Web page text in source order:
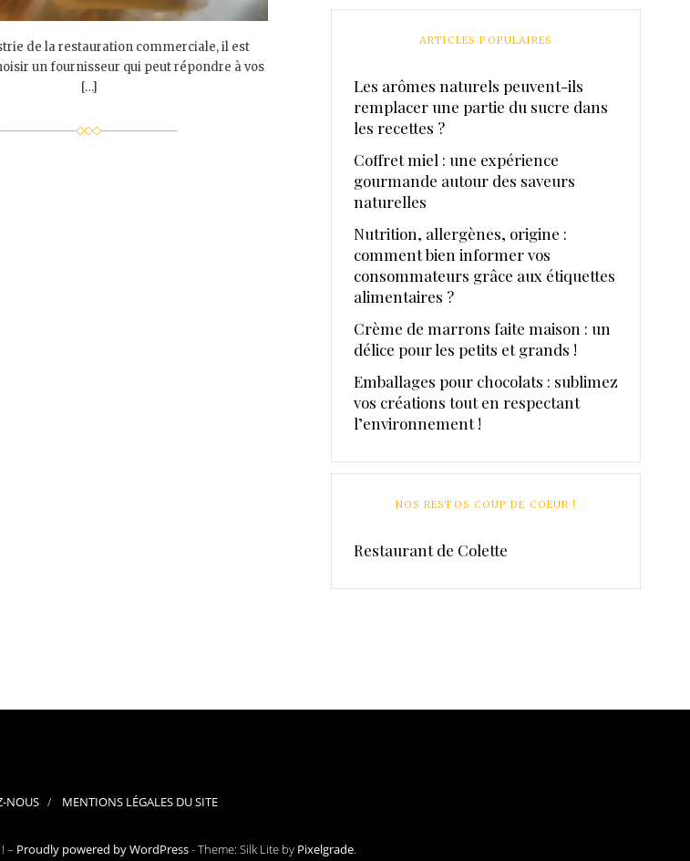
de la restauration commerciale, il est
un fournisseur qui peut répondre à vos
[…]
ARTICLES POPULAIRES
Les arômes naturels peuvent-ils
remplacer une partie du sucre dans
les recettes ?
Coffret miel : une expérience
gourmande autour des saveurs
naturelles
Nutrition, allergènes, origine :
comment bien informer vos
consommateurs grâce aux étiquettes
alimentaires ?
Crème de marrons faite maison : un
délice pour les petits et grands !
Emballages pour chocolats : sublimez
vos créations tout en respectant
l’environnement !
NOS RESTOS COUP DE COEUR !
Restaurant de Colette
NOUS MENTIONS LÉGALES DU SITE
– Proudly powered by WordPress-Theme: Silk Lite by Pixelgrade.